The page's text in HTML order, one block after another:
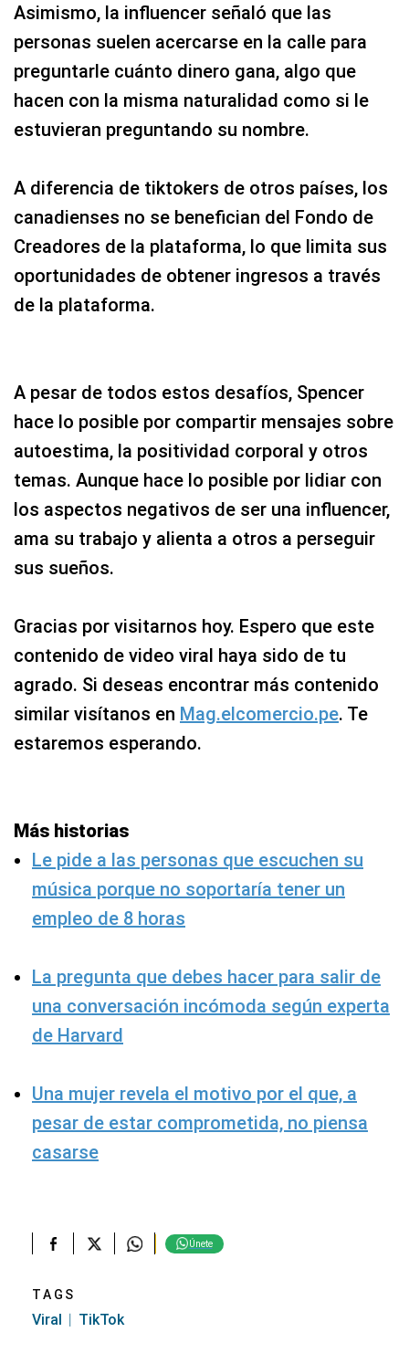
Asimismo, la influencer señaló que las
personas suelen acercarse en la calle para
preguntarle cuánto dinero gana, algo que
hacen con la misma naturalidad como si le
estuvieran preguntando su nombre.
A diferencia de tiktokers de otros países, los
canadienses no se benefician del Fondo de
Creadores de la plataforma, lo que limita sus
oportunidades de obtener ingresos a través
de la plataforma.
A pesar de todos estos desafíos, Spencer
hace lo posible por compartir mensajes sobre
autoestima, la positividad corporal y otros
temas. Aunque hace lo posible por lidiar con
los aspectos negativos de ser una influencer,
ama su trabajo y alienta a otros a perseguir
sus sueños.
Gracias por visitarnos hoy. Espero que este
contenido de video viral haya sido de tu
agrado. Si deseas encontrar más contenido
similar visítanos en Mag.elcomercio.pe. Te
estaremos esperando.
Más historias
Le pide a las personas que escuchen su
música porque no soportaría tener un
empleo de 8 horas
La pregunta que debes hacer para salir de
una conversación incómoda según experta
de Harvard
Una mujer revela el motivo por el que, a
pesar de estar comprometida, no piensa
casarse
Únete
TAGS
Viral TikTok